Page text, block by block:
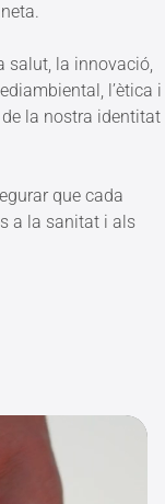
salut, la innovació,
l’ètica i
la nostra identitat
que cada
a la sanitat i als